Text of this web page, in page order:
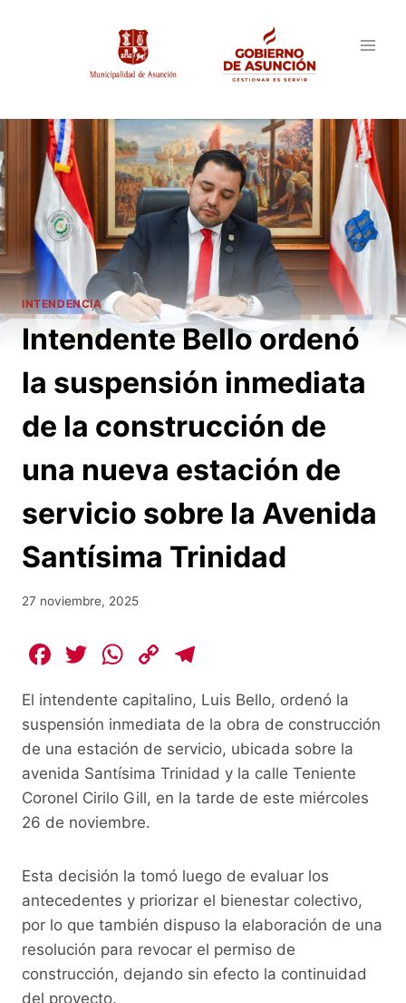
INTENDENCIA
Intendente Bello ordenó
la suspensión inmediata
de la construcción de
una nueva estación de
servicio sobre la Avenida
Santísima Trinidad
27 noviembre, 2025
F
c
e
b
o
o
T
itt
er
W
at
s
A
p
p
C
p
y
Li
n
e
gr
a
m
El intendente capitalino, Luis Bello, ordenó la
suspensión inmediata de la obra de construcción
de una estación de servicio, ubicada sobre la
avenida Santísima Trinidad y la calle Teniente
Coronel Cirilo Gill, en la tarde de este miércoles
26 de noviembre.
Esta decisión la tomó luego de evaluar los
antecedentes y priorizar el bienestar colectivo,
por lo que también dispuso la elaboración de una
resolución para revocar el permiso de
construcción, dejando sin efecto la continuidad
del proyecto.